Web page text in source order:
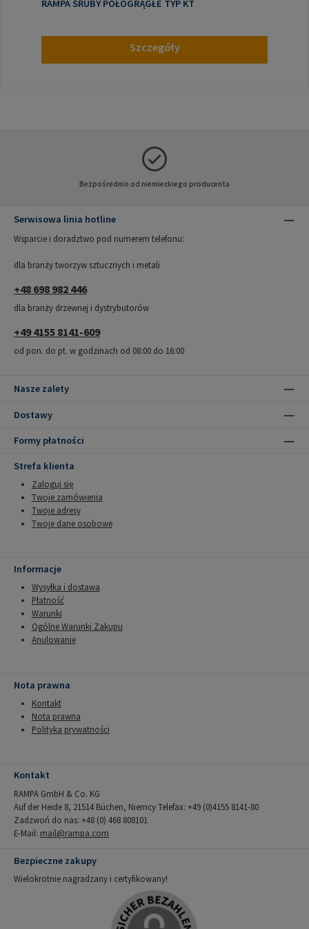
RAMPA ŚRUBY PÓŁOGRĄGŁE TYP KT
Szczegóły
Bezpośrednio od niemieckiego producenta
Serwisowa linia hotline
Wsparcie i doradztwo pod numerem telefonu:
dla branży tworzyw sztucznych i metali
+48 698 982 446
dla branży drzewnej i dystrybutorów
+49 4155 8141-609
od pon. do pt. w godzinach od 08:00 do 16:00
Nasze zalety
Dostawy
Formy płatności
Strefa klienta
Zaloguj się
Twoje zamówienia
Twoje adresy
Twoje dane osobowe
Informacje
Wysyłka i dostawa
Płatność
Warunki
Ogólne Warunki Zakupu
Anulowanie
Nota prawna
Kontakt
Nota prawna
Polityka prywatności
Kontakt
RAMPA GmbH & Co. KG
Auf der Heide 8, 21514 Büchen, Niemcy Telefax: +49 (0)4155 8141-80
Zadzwoń do nas: +48 (0) 468 808101
E-Mail: mail@rampa.com
Bezpieczne zakupy
Wielokrotnie nagradzany i certyfikowany!